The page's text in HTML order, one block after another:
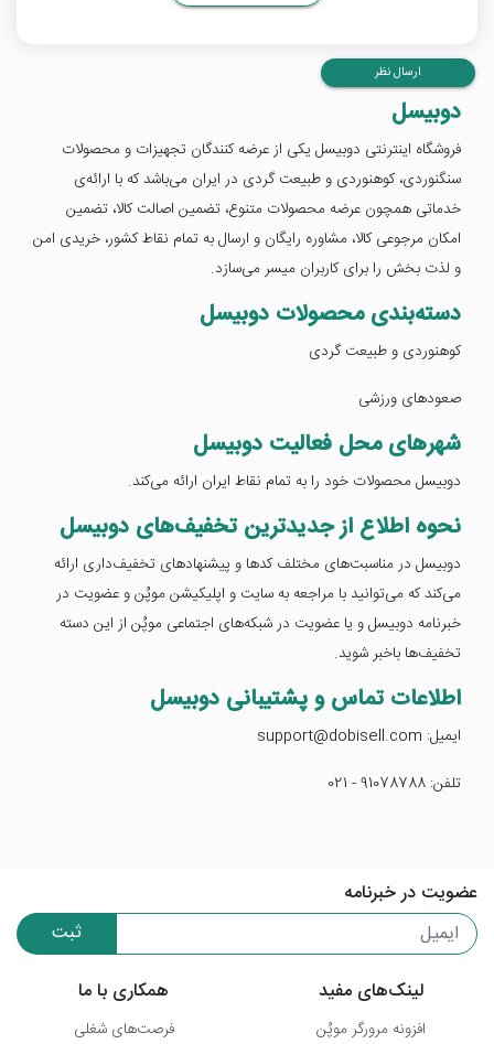
ارسال نظر
دوبیسل
فروشگاه اینترنتی دوبیسل یکی از عرضه کنندگان تجهیزات و محصولات
سنگنوردی، کوهنوردی و طبیعت گردی در ایران می‌باشد که با ارائه‌ی
خدماتی همچون عرضه محصولات متنوع، تضمین اصالت کالا، تضمین
امکان مرجوعی کالا، مشاوره رایگان و ارسال به تمام نقاط کشور، خریدی امن
و لذت ‌بخش را برای کاربران میسر می‌سازد.
دسته‌بندی محصولات دوبیسل
کوهنوردی و طبیعت گردی
صعودهای ورزشی
شهرهای محل فعالیت دوبیسل
دوبیسل محصولات خود را به تمام نقاط ایران ارائه می‌کند.
نحوه اطلاع از جدیدترین تخفیف‌های دوبیسل
دوبیسل در مناسبت‌های مختلف کدها و پیشنهادهای تخفیف‌داری ارائه
می‌کند که می‌توانید با مراجعه به سایت و اپلیکیشن موپُن و عضویت در
خبرنامه دوبیسل و یا عضویت در شبکه‌های اجتماعی موپُن از این دسته
تخفیف‌ها باخبر شوید.
اطلاعات تماس و پشتیبانی دوبیسل
ایمیل: support@dobisell.com
تلفن: 91078788 - 021
عضویت در خبرنامه
ثبت
لینک‌های مفید
افزونه مرورگر موپُن
همکاری با ما
فرصت‌های شغلی